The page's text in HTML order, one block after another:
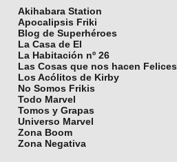
Akihabara Station
Apocalipsis Friki
Blog de Superhéroes
La Casa de El
La Habitación nº 26
Las Cosas que nos hacen Felices
Los Acólitos de Kirby
No Somos Frikis
Todo Marvel
Tomos y Grapas
Universo Marvel
Zona Boom
Zona Negativa